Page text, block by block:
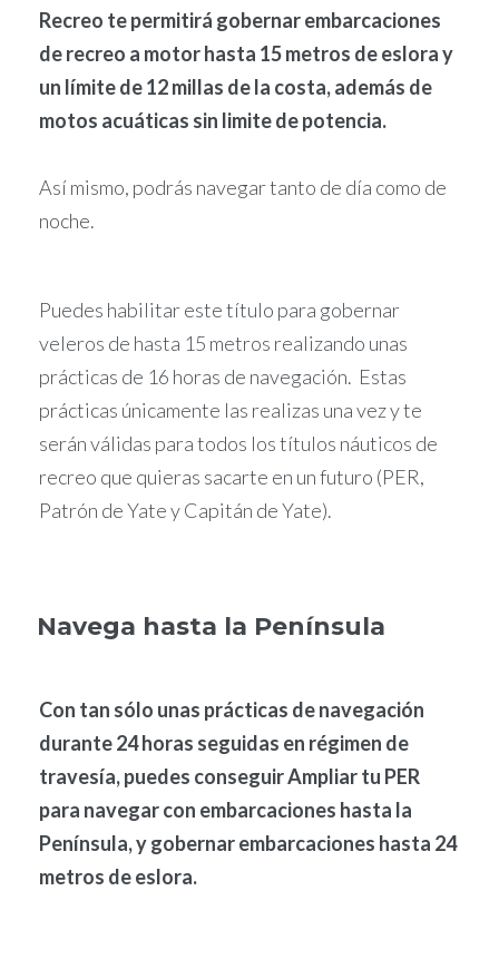
Recreo te permitirá gobernar embarcaciones
de recreo a motor hasta 15 metros de eslora y
un límite de 12 millas de la costa, además de
motos acuáticas sin limite de potencia.
Así mismo, podrás navegar tanto de día como de
noche.
Puedes habilitar este título para gobernar
veleros de hasta 15 metros realizando unas
prácticas de 16 horas de navegación. Estas
prácticas únicamente las realizas una vez y te
serán válidas para todos los títulos náuticos de
recreo que quieras sacarte en un futuro (PER,
Patrón de Yate y Capitán de Yate).
Navega hasta la Península
Con tan sólo unas prácticas de navegación
durante 24 horas seguidas en régimen de
travesía, puedes conseguir Ampliar tu PER
para navegar con embarcaciones hasta la
Península, y gobernar embarcaciones hasta 24
metros de eslora.